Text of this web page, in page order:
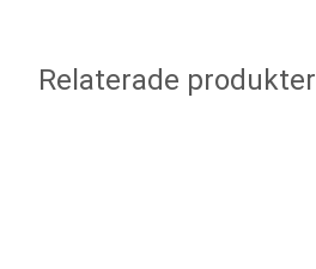
Relaterade produkter